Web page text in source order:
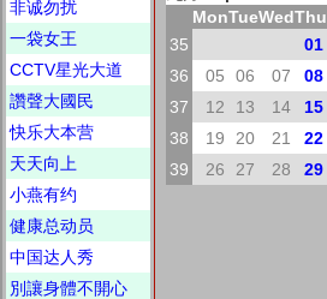
非诚勿扰
一袋女王
CCTV星光大道
讚聲大國民
快乐大本营
天天向上
小燕有约
健康总动员
中国达人秀
別讓身體不開心
MonTueWedThu
35
01
36
05 06 07 08
37
12 13 14 15
38
19 20 21 22
39
26 27 28 29